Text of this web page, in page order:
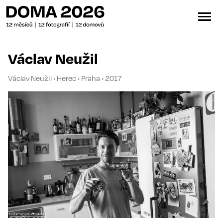
Václav Neužil
Václav Neužil • Herec • Praha • 2017